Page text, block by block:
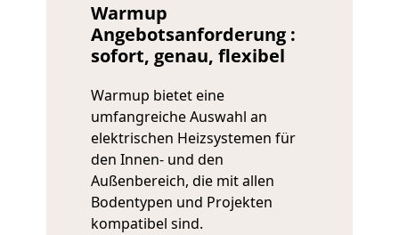
Warmup
Angebotsanforderung :
sofort, genau, flexibel
Warmup bietet eine
umfangreiche Auswahl an
elektrischen Heizsystemen für
den Innen- und den
Außenbereich, die mit allen
Bodentypen und Projekten
kompatibel sind.